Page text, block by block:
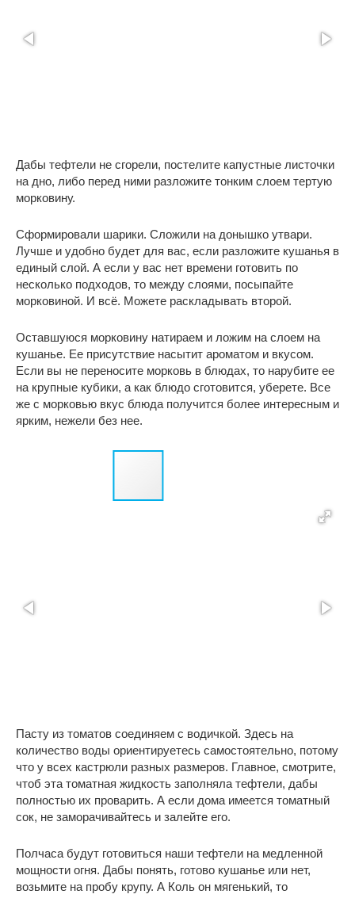
Дабы тефтели не сгорели, постелите капустные листочки
на дно, либо перед ними разложите тонким слоем тертую
морковину.
Сформировали шарики. Сложили на донышко утвари.
Лучше и удобно будет для вас, если разложите кушанья в
единый слой. А если у вас нет времени готовить по
несколько подходов, то между слоями, посыпайте
морковиной. И всё. Можете раскладывать второй.
Оставшуюся морковину натираем и ложим на слоем на
кушанье. Ее присутствие насытит ароматом и вкусом.
Если вы не переносите морковь в блюдах, то нарубите ее
на крупные кубики, а как блюдо сготовится, уберете. Все
же с морковью вкус блюда получится более интересным и
ярким, нежели без нее.
Пасту из томатов соединяем с водичкой. Здесь на
количество воды ориентируетесь самостоятельно, потому
что у всех кастрюли разных размеров. Главное, смотрите,
чтоб эта томатная жидкость заполняла тефтели, дабы
полностью их проварить. А если дома имеется томатный
сок, не заморачивайтесь и залейте его.
Полчаса будут готовиться наши тефтели на медленной
мощности огня. Дабы понять, готово кушанье или нет,
возьмите на пробу крупу. А Коль он мягенький, то